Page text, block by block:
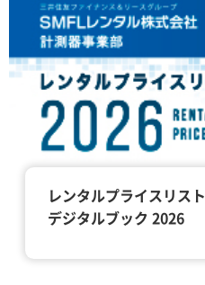
レンタルプライスリスト
デジタルブック 2026